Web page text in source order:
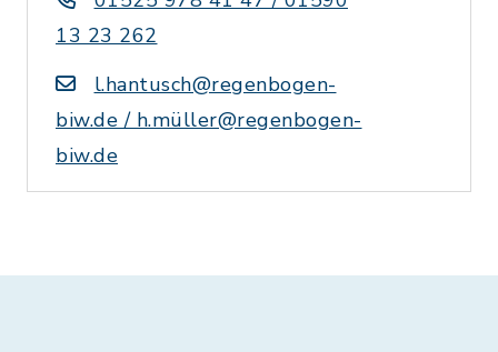
13 23 262
l.hantusch@regenbogen-
biw.de / h.müller@regenbogen-
biw.de